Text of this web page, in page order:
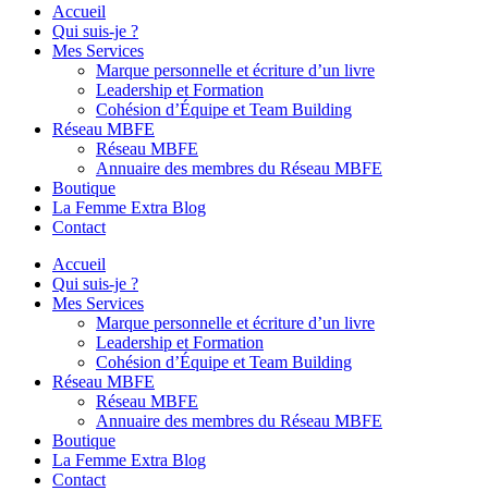
Accueil
Qui suis-je ?
Mes Services
Marque personnelle et écriture d’un livre
Leadership et Formation
Cohésion d’Équipe et Team Building
Réseau MBFE
Réseau MBFE
Annuaire des membres du Réseau MBFE
Boutique
La Femme Extra Blog
Contact
Accueil
Qui suis-je ?
Mes Services
Marque personnelle et écriture d’un livre
Leadership et Formation
Cohésion d’Équipe et Team Building
Réseau MBFE
Réseau MBFE
Annuaire des membres du Réseau MBFE
Boutique
La Femme Extra Blog
Contact